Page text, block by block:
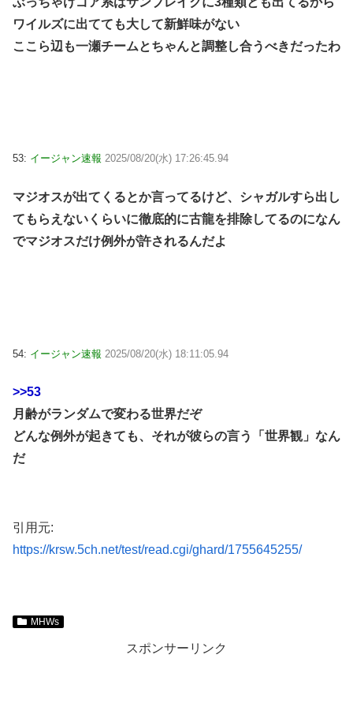
ワイルズに出てても大して新鮮味がない
ここら辺も一瀬チームとちゃんと調整し合うべきだったわ
53: イージャン速報 2025/08/20(水) 17:26:45.94
マジオスが出てくるとか言ってるけど、シャガルすら出し
てもらえないくらいに徹底的に古龍を排除してるのになん
でマジオスだけ例外が許されるんだよ
54: イージャン速報 2025/08/20(水) 18:11:05.94
>>53
月齢がランダムで変わる世界だぞ
どんな例外が起きても、それが彼らの言う「世界観」なん
だ
引用元:
https://krsw.5ch.net/test/read.cgi/ghard/1755645255/
MHWs
スポンサーリンク